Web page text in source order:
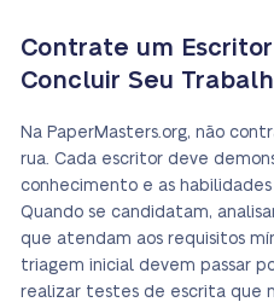
Contrate um
Concluir Seu
Na PaperMasters.org, não
rua. Cada escritor deve
conhecimento e as
Quando se candidatam,
que atendam aos requisitos
triagem inicial devem passar
realizar testes de escrita que